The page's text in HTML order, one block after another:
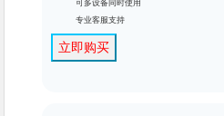
专业客服支持
立即购买